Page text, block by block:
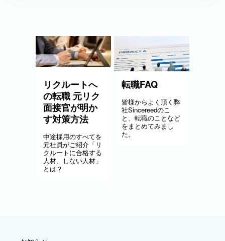
リクルートへ
の転職 元リク
面接官が明か
す対策方法
中途採用のすべてを
元社員がご紹介「リ
クルートに合格する
人材、しない人材」
とは？
転職FAQ
皆様からよく頂く弊
社Sincereedのこ
と、転職のことなど
をまとめてみまし
た。